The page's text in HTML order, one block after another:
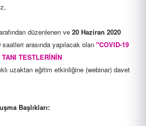
düzenlenen ve 20 Haziran 2020
saatleri arasında yapılacak olan "COVID-19
TESTLERİNİN
uzaktan eğitim etkinliğine (webinar) davet
Başlıkları: